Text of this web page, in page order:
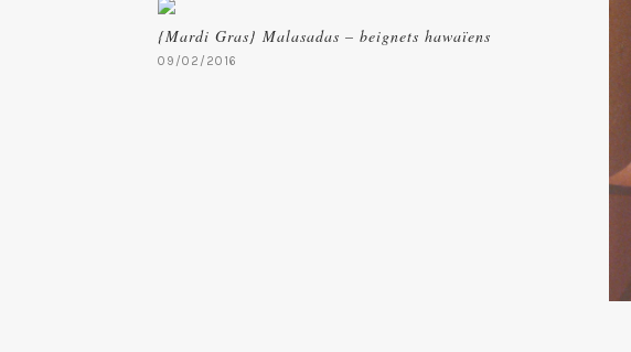
{Mardi Gras} Malasadas – beignets hawaïens
09/02/2016